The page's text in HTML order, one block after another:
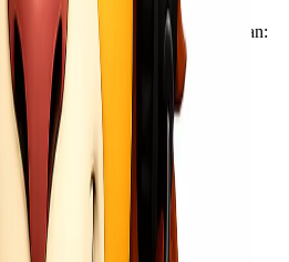
hal yang bisa kamu lakukan:
sejak awal
H-3 Lebaran
yang sudah berpengalaman
semakin kecil risiko